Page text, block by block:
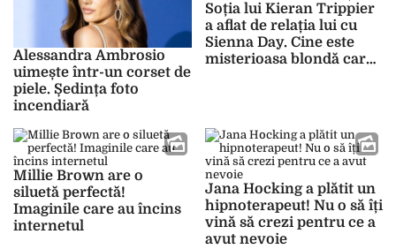
Alessandra Ambrosio
uimește într-un corset de
piele. Ședința foto
incendiară
Soția lui Kieran Trippier
a aflat de relația lui cu
Sienna Day. Cine este
misterioasa blondă care
Millie Brown are o
siluetă perfectă!
Imaginile care au încins
internetul
Jana Hocking a plătit un
hipnoterapeut! Nu o să îți
vină să crezi pentru ce a
avut nevoie